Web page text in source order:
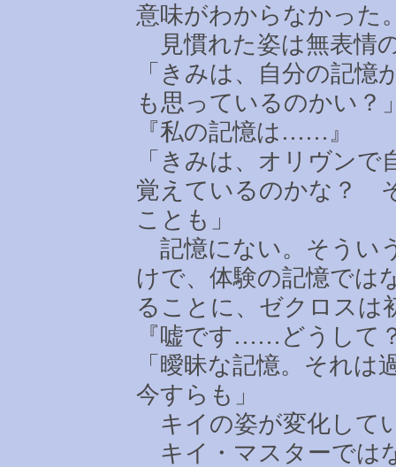
意味がわからなかった
見慣れた姿は無表情
「きみは、自分の記
も思っているのかい
『私の記憶は …… 』
「きみは、オリヴン
覚えているのかな？
ことも」
記憶にない。そうい
けで、体験の記憶では
ることに、ゼクロスは
『嘘です…… どうして
「曖昧な記憶。それ
今すらも」
キイの姿が変化して
キイ・マスターでは